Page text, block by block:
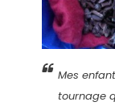
Mes
tournage